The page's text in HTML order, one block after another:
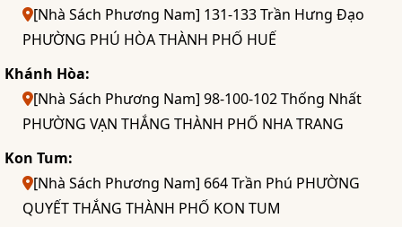
[Nhà Sách Phương Nam] 131-133 Trần Hưng Đạo
PHƯỜNG PHÚ HÒA THÀNH PHỐ HUẾ
Khánh Hòa:
[Nhà Sách Phương Nam] 98-100-102 Thống Nhất
PHƯỜNG VẠN THẮNG THÀNH PHỐ NHA TRANG
Kon Tum:
[Nhà Sách Phương Nam] 664 Trần Phú PHƯỜNG
QUYẾT THẮNG THÀNH PHỐ KON TUM